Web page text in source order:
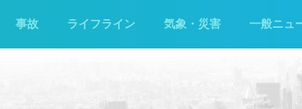
事故 ライフライン 気象・災害 一般ニュ